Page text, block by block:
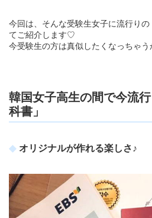
今回は、そんな受験生女子に流行り
てご紹介します♡
今受験生の方は真似したくなっちゃ
韓国女子高生の間で今流
科書」
オリジナルが作れる楽しさ♪